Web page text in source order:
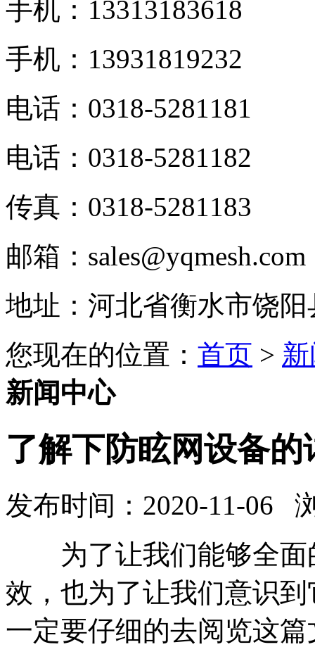
手机：13313183618
手机：13931819232
电话：0318-5281181
电话：0318-5281182
传真：0318-5281183
邮箱：sales@yqmesh.com
地址：河北省衡水市饶
您现在的位置： 首页 >
新闻中心
了解下防眩网​设备的
发布时间：2020-11-06
为了让我们能够全面
效，也为了让我们意识
一定要仔细的去阅览这